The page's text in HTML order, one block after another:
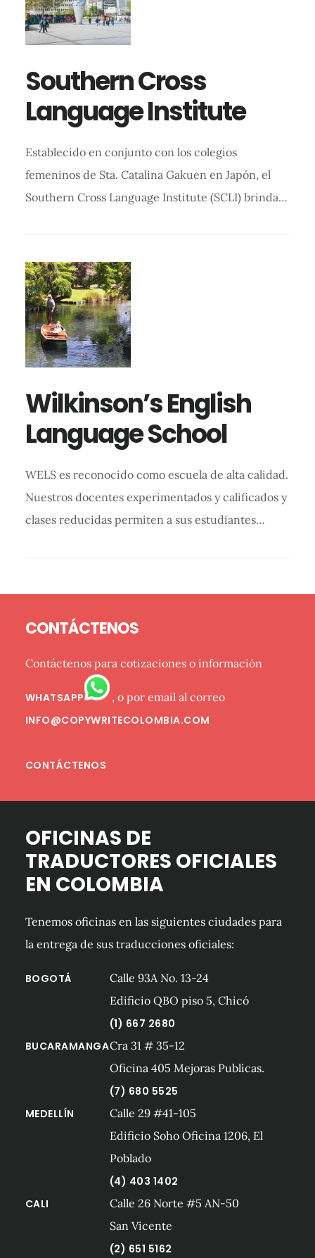
Southern Cross
Language Institute
Establecido en conjunto con los colegios
femeninos de Sta. Catalina Gakuen en Japón, el
Southern Cross Language Institute (SCLI) brinda…
Wilkinson’s English
Language School
WELS es reconocido como escuela de alta calidad.
Nuestros docentes experimentados y calificados y
clases reducidas permiten a sus estudiantes…
Barra
lateral
CONTÁCTENOS
Contáctenos para cotizaciones o información
WHATSAPP
, o por email al correo
INFO@COPYWRITECOLOMBIA.COM
CONTÁCTENOS
OFICINAS DE
TRADUCTORES OFICIALES
EN COLOMBIA
Tenemos oficinas en las siguientes ciudades para
la entrega de sus traducciones oficiales:
BOGOTÁ
Calle 93A No. 13-24
Edificio QBO piso 5, Chicó
(1) 667 2680
BUCARAMANGACra 31 # 35-12
Oficina 405 Mejoras Publicas.
(7) 680 5525
MEDELLÍN
Calle 29 #41-105
Edificio Soho Oficina 1206, El
Poblado
(4) 403 1402
CALI
Calle 26 Norte #5 AN-50
San Vicente
(2) 651 5162